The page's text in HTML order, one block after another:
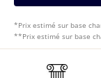
*Prix estimé sur base
**Prix estimé sur base